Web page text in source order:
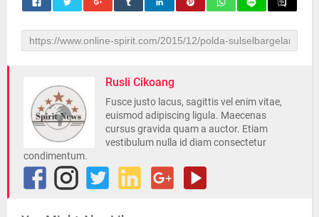
Rusli Cikoang
Fusce justo lacus, sagittis vel enim vitae,
euismod adipiscing ligula. Maecenas
cursus gravida quam a auctor. Etiam
vestibulum nulla id diam consectetur
condimentum.